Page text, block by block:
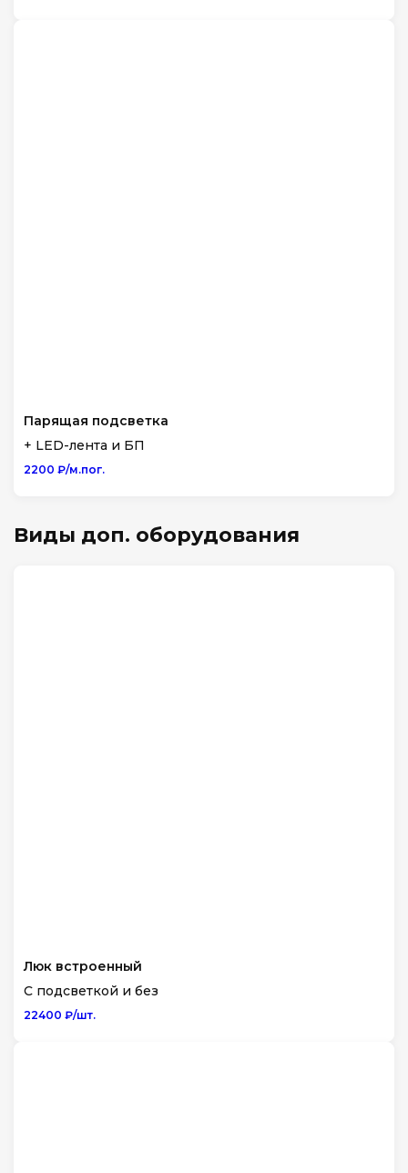
Парящая подсветка
+ LED-лента и БП
2200 ₽/м.пог.
Виды доп. оборудования
Люк встроенный
С подсветкой и без
22400 ₽/шт.